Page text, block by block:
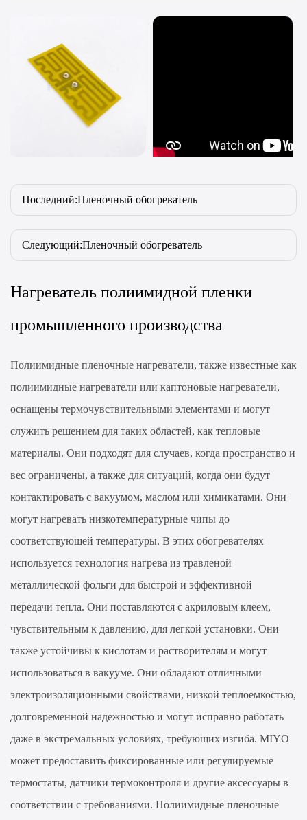
Последний:Пленочный обогреватель
Следующий:Пленочный обогреватель
Нагреватель полиимидной пленки
промышленного производства
Полиимидные пленочные нагреватели, также известные как
полиимидные нагреватели или каптоновые нагреватели,
оснащены термочувствительными элементами и могут
служить решением для таких областей, как тепловые
материалы. Они подходят для случаев, когда пространство и
вес ограничены, а также для ситуаций, когда они будут
контактировать с вакуумом, маслом или химикатами. Они
могут нагревать низкотемпературные чипы до
соответствующей температуры. В этих обогревателях
используется технология нагрева из травленой
металлической фольги для быстрой и эффективной
передачи тепла. Они поставляются с акриловым клеем,
чувствительным к давлению, для легкой установки. Они
также устойчивы к кислотам и растворителям и могут
использоваться в вакууме. Они обладают отличными
электроизоляционными свойствами, низкой теплоемкостью,
долговременной надежностью и могут исправно работать
даже в экстремальных условиях, требующих изгиба. MIYO
может предоставить фиксированные или регулируемые
термостаты, датчики термоконтроля и другие аксессуары в
соответствии с требованиями. Полиимидные пленочные